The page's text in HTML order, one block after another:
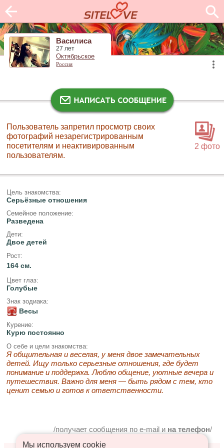
Василиса
27 лет
Октябрьское
Россия
2 фото
Пользователь запретил просмотр своих
фотографий незарегистрированным
посетителям и неактивированным
пользователям.
Цель знакомства:
Серьёзные отношения
Семейное положение:
Разведена
Дети:
Двое детей
Рост:
164 см.
Цвет глаз:
Голубые
Знак зодиака:
Весы
Курение:
Курю постоянно
О себе и цели знакомства:
Я общительная и веселая, у меня двое замечательных
детей. Ищу только серьезные отношения, где будет
понимание и поддержка. Люблю общение, уютные вечера и
путешествия. Важно для меня — быть рядом с тем, кто
ценит семью и готов к ответственности.
/получает сообщения по e-mail и на телефон/
Мы используем сookie